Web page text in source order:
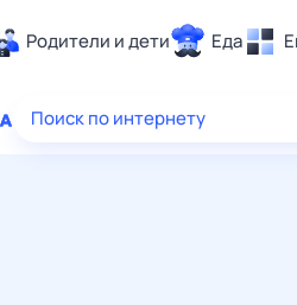
Родители и дети Еда
Здоровье
Поиск по интернету